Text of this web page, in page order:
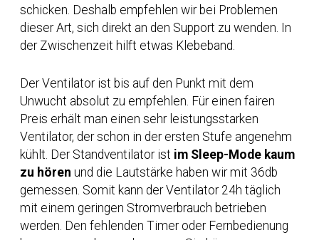
schicken. Deshalb empfehlen wir bei Problemen
dieser Art, sich direkt an den Support zu wenden. In
der Zwischenzeit hilft etwas Klebeband.
Der Ventilator ist bis auf den Punkt mit dem
Unwucht absolut zu empfehlen. Für einen fairen
Preis erhält man einen sehr leistungsstarken
Ventilator, der schon in der ersten Stufe angenehm
kühlt. Der Standventilator ist im Sleep-Mode kaum
zu hören und die Lautstärke haben wir mit 36db
gemessen. Somit kann der Ventilator 24h täglich
mit einem geringen Stromverbrauch betrieben
werden. Den fehlenden Timer oder Fernbedienung